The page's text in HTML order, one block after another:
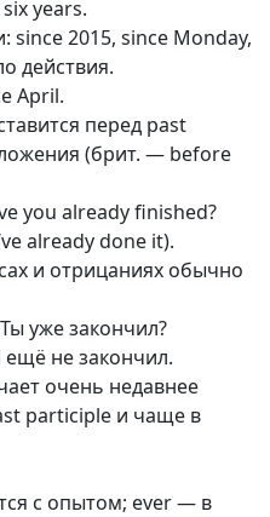
years.
since 2015, since Monday,
действия.
April.
перед past
(брит. — before
you already finished?
already done it).
и отрицаниях обычно
уже закончил?
не закончил.
очень недавнее
participle и чаще в
с опытом; ever — в